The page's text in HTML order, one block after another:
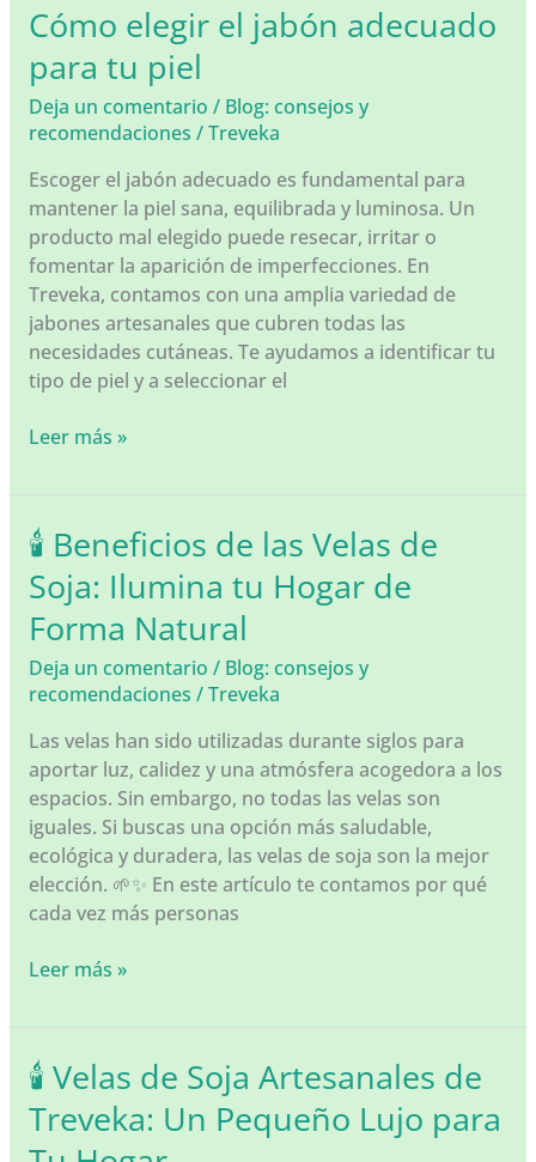
natural
en
tu
taza
Cómo elegir el jabón adecuado
para tu piel
Deja un comentario / Blog: consejos y
recomendaciones /Treveka
Escoger el jabón adecuado es fundamental para
mantener la piel sana, equilibrada y luminosa. Un
producto mal elegido puede resecar, irritar o
fomentar la aparición de imperfecciones. En
Treveka, contamos con una amplia variedad de
jabones artesanales que cubren todas las
necesidades cutáneas. Te ayudamos a identificar tu
tipo de piel y a seleccionar el
Cómo
jabón
adecuado
para
piel
Leer más »
🕯️ Beneficios de las Velas de
Soja: Ilumina tu Hogar de
Forma Natural
Deja un comentario / Blog: consejos y
recomendaciones /Treveka
Las velas han sido utilizadas durante siglos para
aportar luz, calidez y una atmósfera acogedora a los
espacios. Sin embargo, no todas las velas son
iguales. Si buscas una opción más saludable,
ecológica y duradera, las velas de soja son la mejor
elección. 🌱✨ En este artículo te contamos por qué
cada vez más personas
🕯️
las
Velas
de
Leer más »
🕯️ Velas de Soja Artesanales de
Treveka: Un Pequeño Lujo para